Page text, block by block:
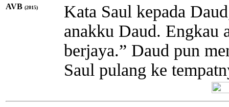
AVB (2015)
Kata Saul kepada
anakku Daud. Engkau
berjaya.” Daud pun
Saul pulang ke